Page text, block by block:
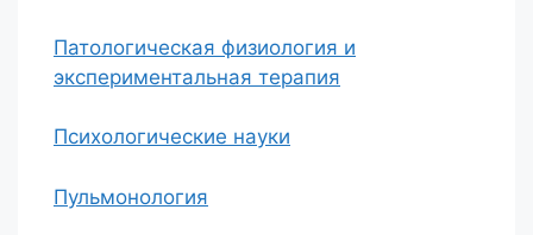
Патологическая физиология и
экспериментальная терапия
Психологические науки
Пульмонология